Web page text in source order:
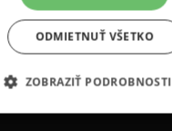
4. 2025 - video
/ máj / 2025
ODMIETNUŤ VŠETKO
ZOBRAZIŤ PODROBNOSTI